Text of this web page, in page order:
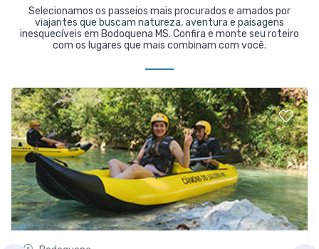
Selecionamos os passeios mais procurados e amados por
viajantes que buscam natureza, aventura e paisagens
inesquecíveis em Bodoquena MS. Confira e monte seu roteiro
com os lugares que mais combinam com você.